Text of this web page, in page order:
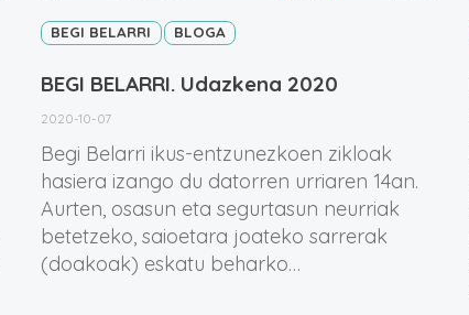
BEGI BELARRI BLOGA
BEGI BELARRI. Udazkena 2020
2020-10-07
Begi Belarri ikus-entzunezkoen zikloak
hasiera izango du datorren urriaren 14an.
Aurten, osasun eta segurtasun neurriak
betetzeko, saioetara joateko sarrerak
(doakoak) eskatu beharko…